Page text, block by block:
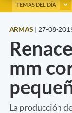
TEMAS DEL DÍA
ARMAS | 27-08-
mm
La producción